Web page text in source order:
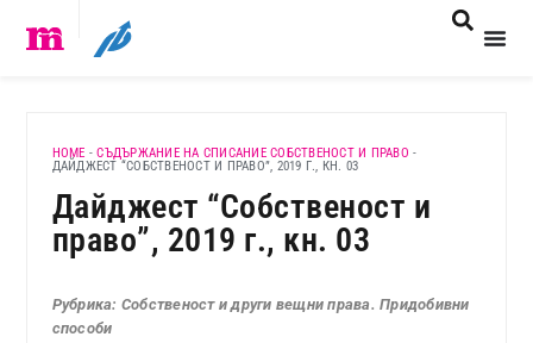
HOME -СЪДЪРЖАНИЕ НА СПИСАНИЕ СОБСТВЕНОСТ И ПРАВО -
ДАЙДЖЕСТ “СОБСТВЕНОСТ И ПРАВО”, 2019 Г., КН. 03
Дайджест “Собственост и
право”, 2019 г., кн. 03
Рубрика: Собственост и други вещни права. Придобивни
способи